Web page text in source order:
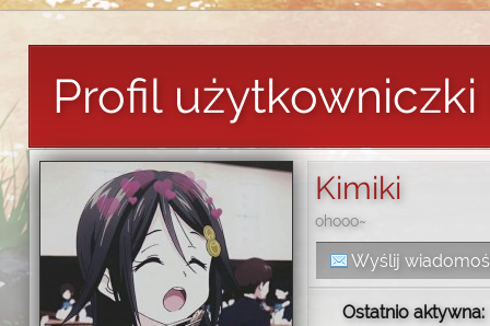
Profil użytkowniczki
Kimiki
ohooo~
Wyślij
Ostatnio aktywna: